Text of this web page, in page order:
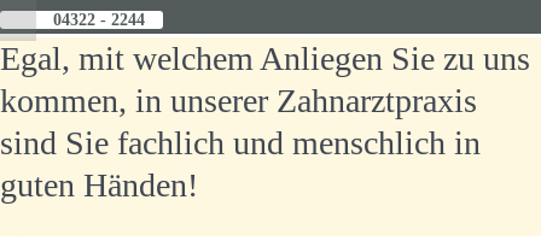
04322 - 2244
Egal, mit welchem Anliegen Sie zu uns
kommen, in unserer Zahnarztpraxis
sind Sie fachlich und menschlich in
guten Händen!